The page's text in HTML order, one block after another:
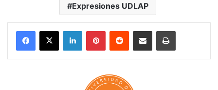
Expresiones UDLAP
LinkedInPinterestReddit Share via Email Print